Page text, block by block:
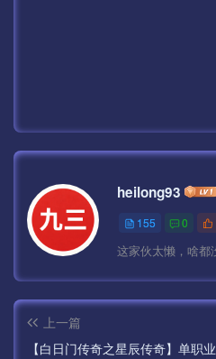
heilong93
155 0
这家伙太懒，啥都
上一篇
【白日门传奇之星辰传奇】单职